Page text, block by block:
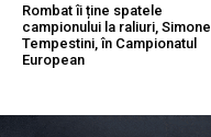
Rombat îi ține spatele
campionului la raliuri, Simone
Tempestini, în Campionatul
European